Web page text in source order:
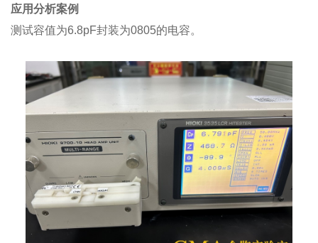
应用分析案例
测试容值为6.8pF封装为0805的电容。